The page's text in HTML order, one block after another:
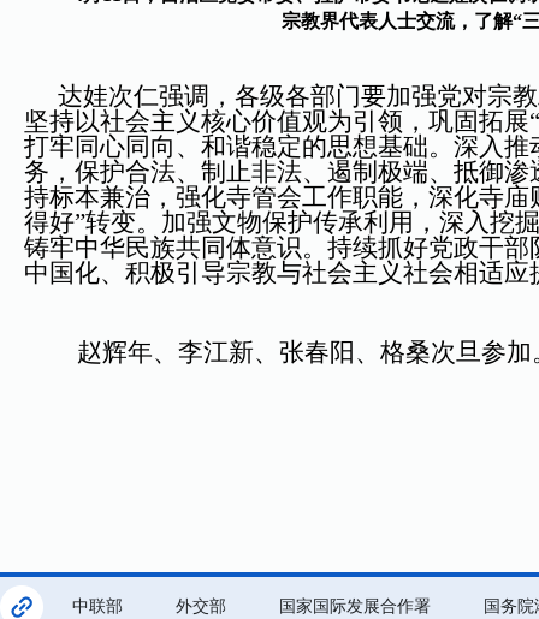
宗教界代表人士交流，了解“
达娃次仁强调，各级各部门要加强党对宗
坚持以社会主义核心价值观为引领，巩固拓
打牢同心同向、和谐稳定的思想基础。深入
务，保护合法、制止非法、遏制极端、抵御
持标本兼治，强化寺管会工作职能，深化寺
得好”转变。加强文物保护传承利用，深入挖
铸牢中华民族共同体意识。持续抓好党政干
中国化、积极引导宗教与社会主义社会相适
赵辉年、李江新、张春阳、格桑次旦参加
中联部 外交部 国家国际发展合作署 国务